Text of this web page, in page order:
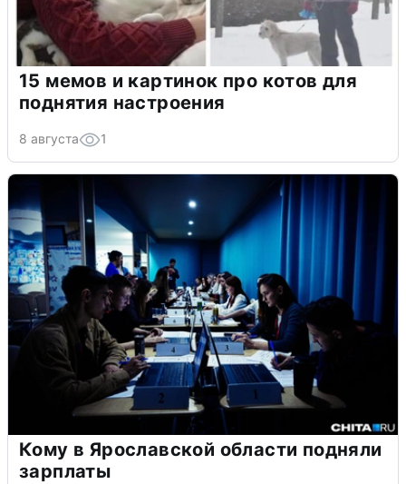
15 мемов и картинок про котов для
поднятия настроения
8 августа 1
Кому в Ярославской области подняли
зарплаты